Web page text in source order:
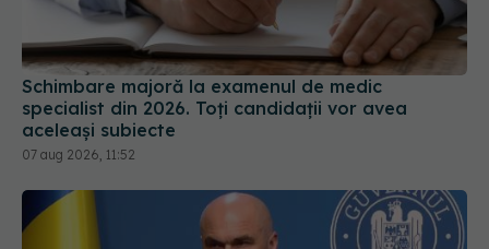
Schimbare majoră la examenul de medic
specialist din 2026. Toți candidații vor avea
aceleași subiecte
07 aug 2026, 11:52